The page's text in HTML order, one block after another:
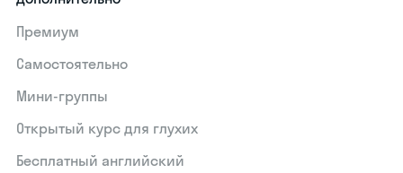
Премиум
Самостоятельно
Мини-группы
Открытый курс для глухих
Бесплатный английский